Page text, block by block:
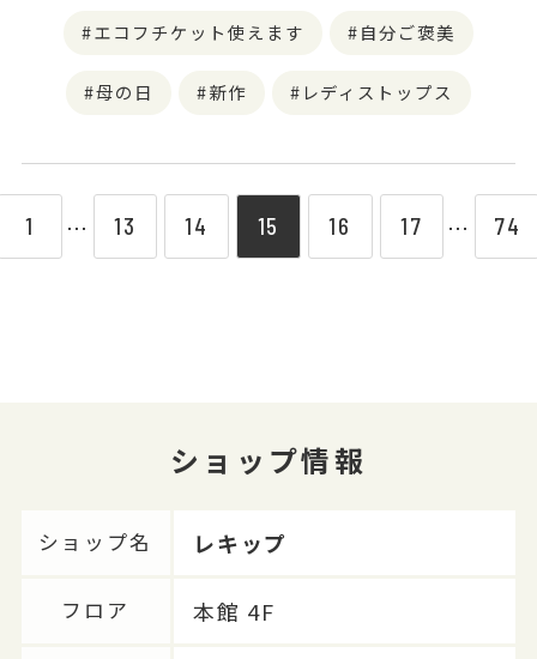
エコフチケット使えます 自分ご褒美
母の日 新作 レディストップス
1 ⋯ 13 14 15 16 17 ⋯ 74
ショップ情報
ショップ名 レキップ
フロア 本館 4F